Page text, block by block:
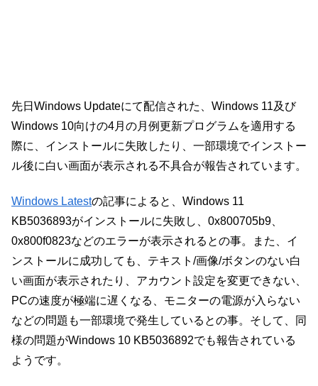
先日Windows Updateにて配信された、Windows 11及び
Windows 10向けの4月の月例更新プログラムを適用する
際に、インストールに失敗したり、一部環境でインストー
ル後に白い画面が表示される不具合が報告されています。
Windows Latestの記事によると、Windows 11
KB5036893がインストールに失敗し、0x800705b9、
0x800f0823などのエラーが表示されるとの事。また、イ
ンストールに成功しても、テキスト/画像/ボタンのない白
い画面が表示されたり、アカウント設定を変更できない、
PCの速度が極端に遅くなる、モニターの電源が入らない
などの問題も一部環境で発生しているとの事。そして、同
様の問題がWindows 10 KB5036892でも報告されている
ようです。